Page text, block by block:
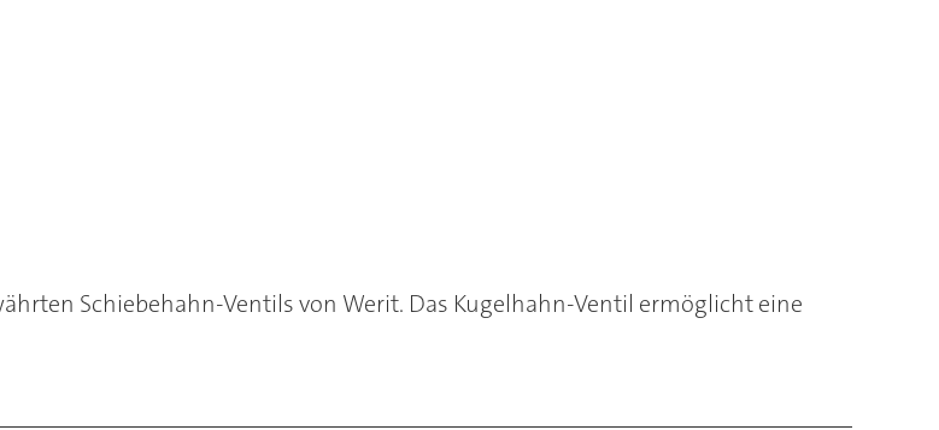
Schiebehahn-Ventils von Werit. Das Kugelhahn-Ventil ermöglicht eine